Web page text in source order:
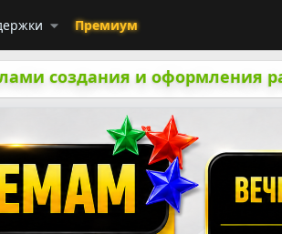
Премиум
создания и оформления